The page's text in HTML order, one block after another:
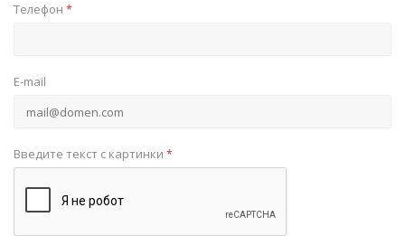
Телефон *
E-mail
Введите текст с картинки *